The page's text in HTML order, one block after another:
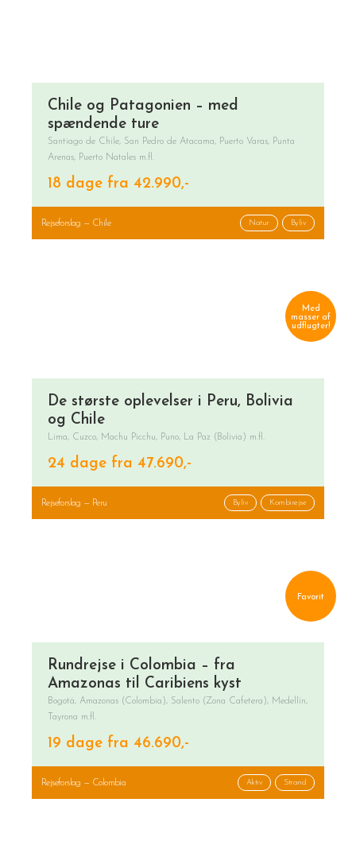
Chile og Patagonien – med
spændende ture
Santiago de Chile, San Pedro de Atacama, Puerto Varas, Punta
Arenas, Puerto Natales m.fl.
18 dage fra 42.990,-
Rejseforslag — Chile Natur Byliv
Med
masser af
udflugter!
De største oplevelser i Peru, Bolivia
og Chile
Lima, Cuzco, Machu Picchu, Puno, La Paz (Bolivia) m.fl.
24 dage fra 47.690,-
Rejseforslag — Peru Byliv Kombirejse
Favorit
Rundrejse i Colombia – fra
Amazonas til Caribiens kyst
Bogotá, Amazonas (Colombia), Salento (Zona Cafetera), Medellín,
Tayrona m.fl.
19 dage fra 46.690,-
Rejseforslag — Colombia Aktiv Strand